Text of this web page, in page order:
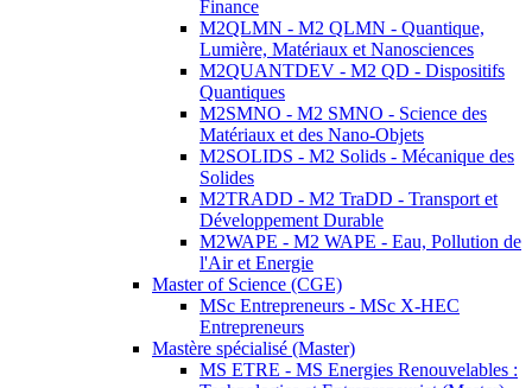
Finance
M2QLMN - M2 QLMN - Quantique,
Lumière, Matériaux et Nanosciences
M2QUANTDEV - M2 QD - Dispositifs
Quantiques
M2SMNO - M2 SMNO - Science des
Matériaux et des Nano-Objets
M2SOLIDS - M2 Solids - Mécanique des
Solides
M2TRADD - M2 TraDD - Transport et
Développement Durable
M2WAPE - M2 WAPE - Eau, Pollution de
l'Air et Energie
Master of Science (CGE)
MSc Entrepreneurs - MSc X-HEC
Entrepreneurs
Mastère spécialisé (Master)
MS ETRE - MS Energies Renouvelables :